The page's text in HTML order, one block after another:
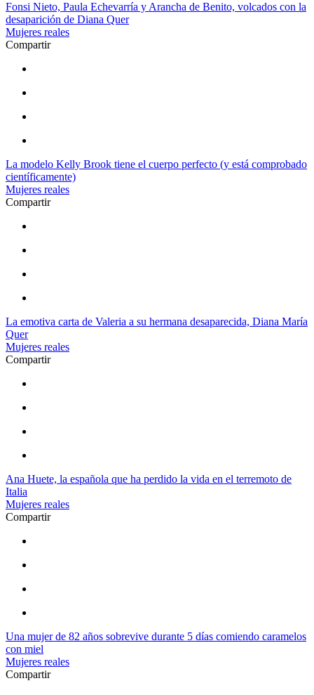
Fonsi Nieto, Paula Echevarría y Arancha de Benito, volcados con la
desaparición de Diana Quer
Mujeres reales
Compartir
La modelo Kelly Brook tiene el cuerpo perfecto (y está comprobado
científicamente)
Mujeres reales
Compartir
La emotiva carta de Valeria a su hermana desaparecida, Diana María
Quer
Mujeres reales
Compartir
Ana Huete, la española que ha perdido la vida en el terremoto de
Italia
Mujeres reales
Compartir
Una mujer de 82 años sobrevive durante 5 días comiendo caramelos
con miel
Mujeres reales
Compartir